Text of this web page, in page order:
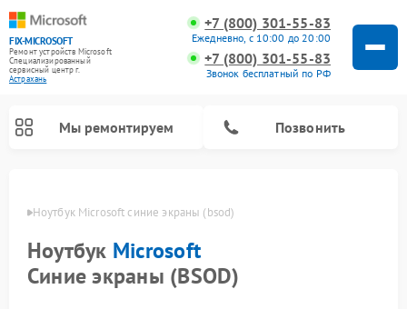
FIX-MICROSOFT
Ремонт устройств Microsoft
Специализированный
cервисный центр г.
Астрахань
+7 (800) 301-55-83
Ежедневно, с 10:00 до 20:00
+7 (800) 301-55-83
Звонок бесплатный по РФ
Мы ремонтируем Позвонить
Ноутбук Microsoft синие экраны (bsod)
Ноутбук Microsoft
Синие экраны (BSOD)